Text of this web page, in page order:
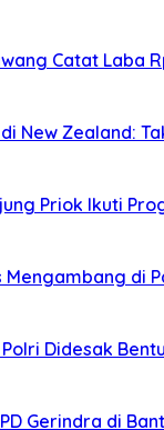
Catat Laba
New Zealand:
Priok Ikuti
Mengambang di
Didesak
Gerindra di